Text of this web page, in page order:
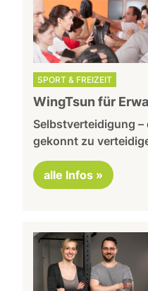
SPORT & FREIZEIT
WingTsun für
Selbstverteidigung
gekonnt zu
alle Infos »